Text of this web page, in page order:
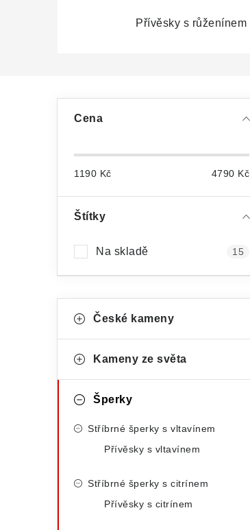
Přívěsky s růženínem
n
p
Cena
1190 Kč 4790 Kč
Štítky
Na skladě 15
kategorie
e
České kameny
Kameny ze světa
Šperky
Stříbrné šperky s vltavínem
Přívěsky s vltavínem
Stříbrné šperky s citrínem
Přívěsky s citrínem